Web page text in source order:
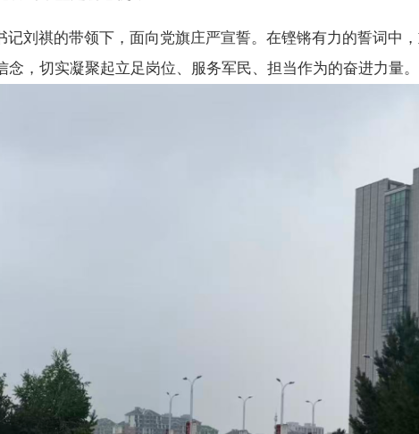
记刘祺的带领下， 面向党旗庄严宣誓。在铿锵有力的誓词中
，切实凝聚起立足岗位、服务军民、担当作为的奋进力量。